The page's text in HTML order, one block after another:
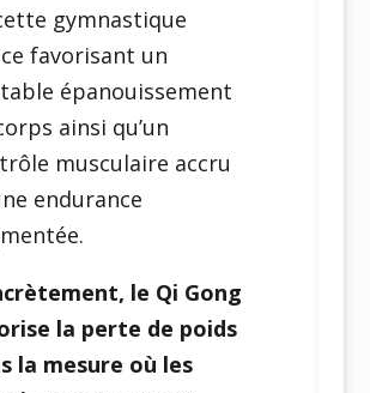
gymnastique
favorisant un
épanouissement
ainsi qu’un
musculaire accru
endurance
le Qi Gong
la perte de poids
la mesure où les